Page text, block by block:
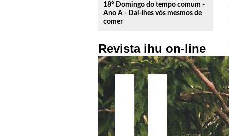
18º Domingo do tempo comum -
Ano A - Dai-lhes vós mesmos de
comer
Revista ihu on-line